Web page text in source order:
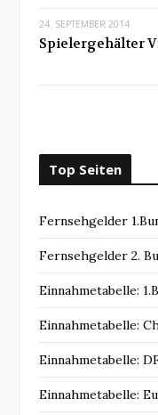
24. SEPTEMBER 2014
Spielergehälter
Top Seiten
Fernsehgelder
Fernsehgelder 2.
Einnahmetabelle:
Einnahmetabelle:
Einnahmetabelle:
Einnahmetabelle: